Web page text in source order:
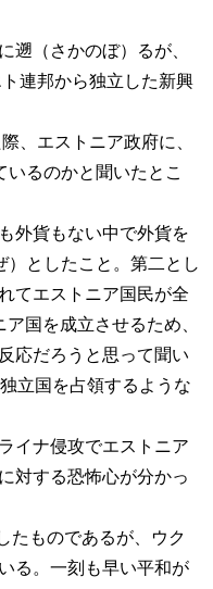
（さかのぼ）るが、
連邦から独立した新興
、エストニア政府に、
るのかと聞いたとこ
外貨もない中で外貨を
としたこと。第二とし
てエストニア国民が全
国を成立させるため、
応だろうと思って聞い
立国を占領するような
イナ侵攻でエストニア
対する恐怖心が分かっ
たものであるが、ウク
る。一刻も早い平和が